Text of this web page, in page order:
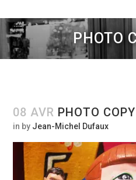
PHOTO
08 AVR PHOTO
in by Jean-Michel Dufaux